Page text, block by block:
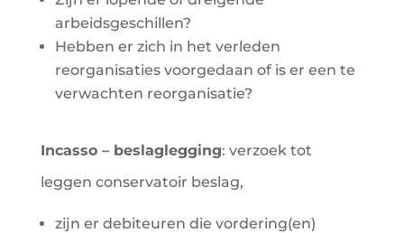
arbeidsgeschillen?
Hebben er zich in het verleden
reorganisaties voorgedaan of is er een te
verwachten reorganisatie?
Incasso – beslaglegging: verzoek tot
leggen conservatoir beslag,
zijn er debiteuren die vordering(en)